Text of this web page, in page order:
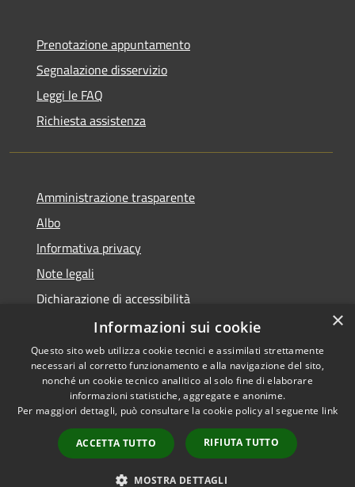
Prenotazione appuntamento
Segnalazione disservizio
Leggi le FAQ
Richiesta assistenza
Amministrazione trasparente
Albo
Informativa privacy
Note legali
Dichiarazione di accessibilità
Piano di miglioramento
RSS
Accessibilità
Copyright © 2026 • Comune di
Castel Goffredo • Powered by
Municipium•
Accesso
redazione
×
Informazioni sui cookie
Questo sito web utilizza cookie tecnici e assimilati strettamente
necessari al corretto funzionamento e alla navigazione del sito,
nonché un cookie tecnico analitico al solo fine di elaborare
informazioni statistiche, aggregate e anonime.
Per maggiori dettagli, può consultare la cookie policy al seguente link
ACCETTA TUTTO RIFIUTA TUTTO
MOSTRA DETTAGLI